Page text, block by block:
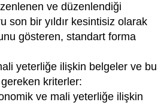
ve düzenlendiği
son bir yıldır kesintisiz olarak
gösteren, standart forma
yeterliğe ilişkin belgeler ve bu
gereken kriterler:
ve mali yeterliğe ilişkin